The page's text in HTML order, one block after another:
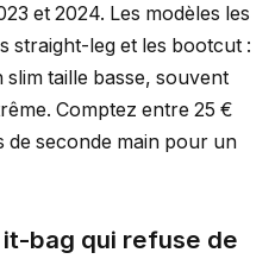
et 2024. Les modèles les
straight-leg et les bootcut :
slim taille basse, souvent
Comptez entre 25 €
de seconde main pour un
bag qui refuse de